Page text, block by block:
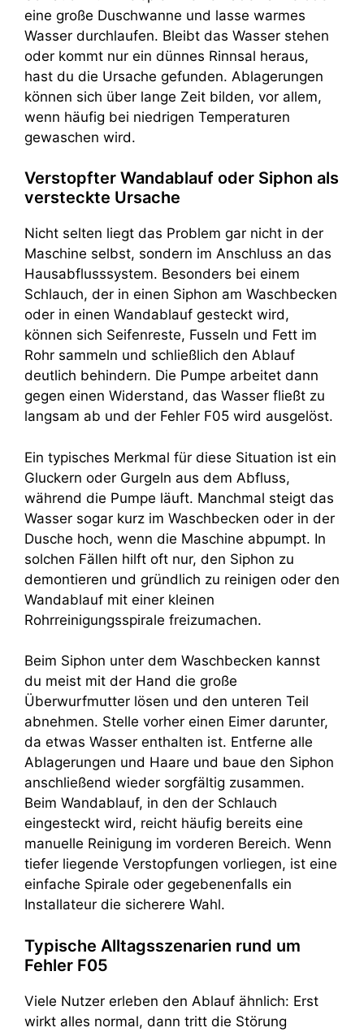
eine große Duschwanne und lasse warmes
Wasser durchlaufen. Bleibt das Wasser stehen
oder kommt nur ein dünnes Rinnsal heraus,
hast du die Ursache gefunden. Ablagerungen
können sich über lange Zeit bilden, vor allem,
wenn häufig bei niedrigen Temperaturen
gewaschen wird.
Verstopfter Wandablauf oder Siphon als
versteckte Ursache
Nicht selten liegt das Problem gar nicht in der
Maschine selbst, sondern im Anschluss an das
Hausabflusssystem. Besonders bei einem
Schlauch, der in einen Siphon am Waschbecken
oder in einen Wandablauf gesteckt wird,
können sich Seifenreste, Fusseln und Fett im
Rohr sammeln und schließlich den Ablauf
deutlich behindern. Die Pumpe arbeitet dann
gegen einen Widerstand, das Wasser fließt zu
langsam ab und der Fehler F05 wird ausgelöst.
Ein typisches Merkmal für diese Situation ist ein
Gluckern oder Gurgeln aus dem Abfluss,
während die Pumpe läuft. Manchmal steigt das
Wasser sogar kurz im Waschbecken oder in der
Dusche hoch, wenn die Maschine abpumpt. In
solchen Fällen hilft oft nur, den Siphon zu
demontieren und gründlich zu reinigen oder den
Wandablauf mit einer kleinen
Rohrreinigungsspirale freizumachen.
Beim Siphon unter dem Waschbecken kannst
du meist mit der Hand die große
Überwurfmutter lösen und den unteren Teil
abnehmen. Stelle vorher einen Eimer darunter,
da etwas Wasser enthalten ist. Entferne alle
Ablagerungen und Haare und baue den Siphon
anschließend wieder sorgfältig zusammen.
Beim Wandablauf, in den der Schlauch
eingesteckt wird, reicht häufig bereits eine
manuelle Reinigung im vorderen Bereich. Wenn
tiefer liegende Verstopfungen vorliegen, ist eine
einfache Spirale oder gegebenenfalls ein
Installateur die sicherere Wahl.
Typische Alltagsszenarien rund um
Fehler F05
Viele Nutzer erleben den Ablauf ähnlich: Erst
wirkt alles normal, dann tritt die Störung